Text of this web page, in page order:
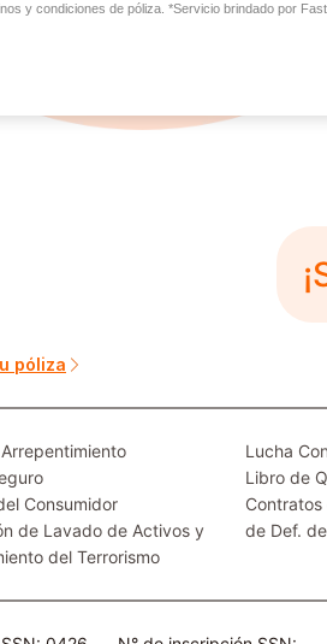
y condiciones de póliza. *Servicio brindado por
póliza
Consumidor
de Lavado de Activos y
del Terrorismo
Lucha
Libro de
de Def.